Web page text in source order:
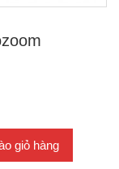
giỏ hàng